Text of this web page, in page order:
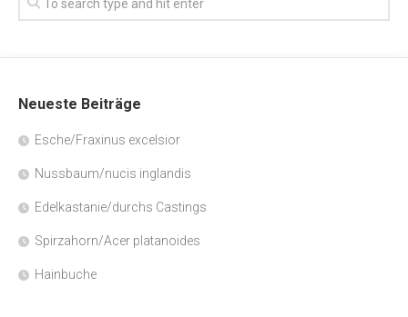
Neueste Beiträge
Esche/Fraxinus excelsior
Nussbaum/nucis inglandis
Edelkastanie/durchs Castings
Spirzahorn/Acer platanoides
Hainbuche